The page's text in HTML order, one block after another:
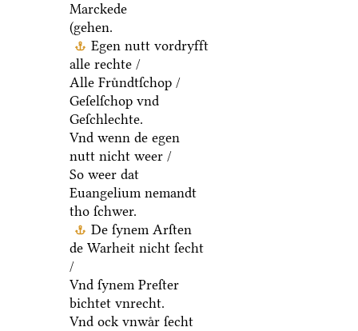
Marckede
(gehen.
Egen nutt vordryfft
alle rechte /
Alle Fruͤndtſchop /
Geſelſchop vnd
Geſchlechte.
Vnd wenn de egen
nutt nicht weer /
So weer dat
Euangelium nemandt
tho ſchwer.
De ſynem Arſten
de Warheit nicht ſecht
/
Vnd ſynem Preſter
bichtet vnrecht.
Vnd ock vnwaͤr ſecht